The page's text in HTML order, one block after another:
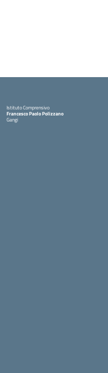
Istituto Comprensivo
Francesco Paolo Polizzano
Gangi
— Visita la pagina iniziale della scuola